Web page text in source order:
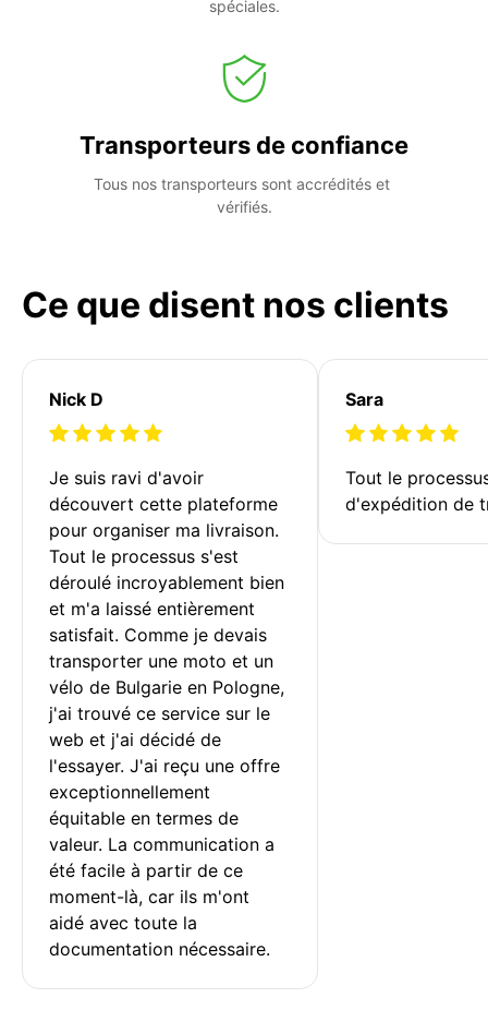
spéciales.
Transporteurs de confiance
Tous nos transporteurs sont accrédités et
vérifiés.
Ce que disent nos clients
Nick D
Je suis ravi d'avoir
découvert cette plateforme
pour organiser ma livraison.
Tout le processus s'est
déroulé incroyablement bien
et m'a laissé entièrement
satisfait. Comme je devais
transporter une moto et un
vélo de Bulgarie en Pologne,
j'ai trouvé ce service sur le
web et j'ai décidé de
l'essayer. J'ai reçu une offre
exceptionnellement
équitable en termes de
valeur. La communication a
été facile à partir de ce
moment-là, car ils m'ont
aidé avec toute la
documentation nécessaire.
Sara
Tout le
d'expédition de